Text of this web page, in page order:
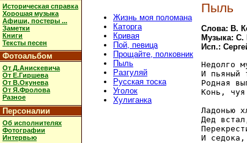
Историческая справка
Хорошая музыка
Афиши, постеры ...
Заметки
Книги
Тексты песен
Фотоальбом
От Д.Анискевича
От Е.Гиршева
От В.Окунева
От Я.Фролова
Разное
Персоналии
Об исполнителях
Фотографии
Интервью
Жизнь моя поломана
Каторга
Кривая
Пой, певица
Прощайте, полковник
Пыль
Разгуляй
Русская тоска
Уголок
Хулиганка
Пыль
Слова: В.
Музыка: С.
Исп.:
Недолго
И пьяный
Родная
Конь,
Ладонью
Дед
И седока,